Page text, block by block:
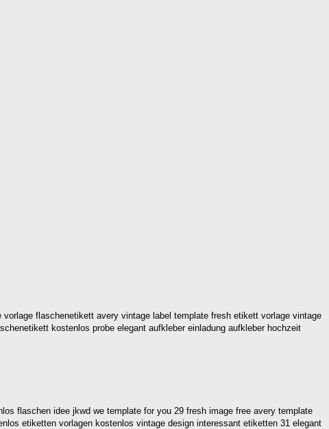
flaschenetikett avery vintage label template fresh etikett vorlage vintage
kostenlos probe elegant aufkleber einladung aufkleber hochzeit
flaschen idee jkwd we template for you 29 fresh image free avery template
etiketten vorlagen kostenlos vintage design interessant etiketten 31 elegant